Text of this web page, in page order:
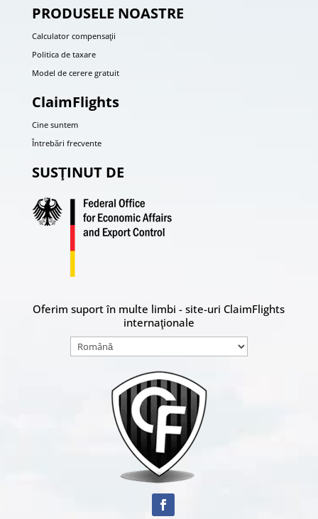
PRODUSELE NOASTRE
Calculator compensaţii
Politica de taxare
Model de cerere gratuit
ClaimFlights
Cine suntem
Întrebări frecvente
SUSŢINUT DE
Oferim suport în multe limbi - site-uri ClaimFlights
internaţionale
Alege
o